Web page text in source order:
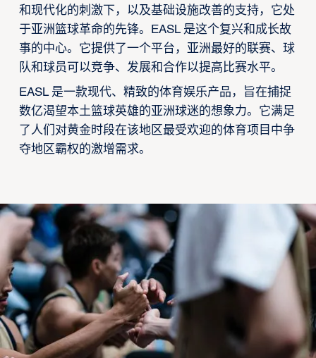
和现代化的刺激下，以及基础设施改善的支持，它处
于亚洲篮球革命的先锋。EASL 是这个复兴和成长故
事的中心。它提供了一个平台，亚洲最好的联赛、球
队和球员可以竞争、发展和合作以提高比赛水平。
EASL 是一款现代、精致的体育娱乐产品，旨在捕捉
数亿渴望本土篮球英雄的亚洲球迷的想象力。它满足
了人们对黄金时段在该地区最受欢迎的体育项目中争
夺地区霸权的激增需求。